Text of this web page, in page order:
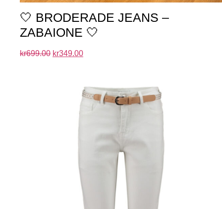
🤍 BRODERADE JEANS –
ZABAIONE 🤍
kr699.00 kr349.00